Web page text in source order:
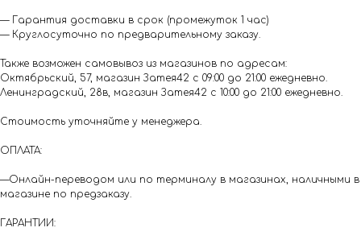
— Гарантия доставки в срок (промежуток 1 час)
— Круглосуточно по предварительному заказу.
Также возможен самовывоз из магазинов по адресам:
Октябрьский, 57, магазин Затея42 с 09:00 до 21:00 ежедневно.
Ленинградский, 28в, магазин Затея42 с 10:00 до 21:00 ежедневно.
Стоимость уточняйте у менеджера.
ОПЛАТА:
—Онлайн-переводом или по терминалу в магазинах, наличными в
магазине по предзаказу.
ГАРАНТИИ: